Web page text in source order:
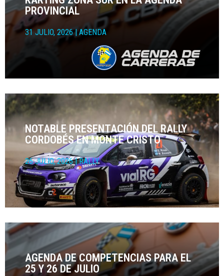
PROVINCIAL
31 JULIO, 2026 AGENDA
NOTABLE PRESENTACIÓN DEL RALLY
CORDOBÉS EN MONTE CRISTO
26 JULIO, 2026 | RALLY
AGENDA DE COMPETENCIAS PARA EL
25 Y 26 DE JULIO